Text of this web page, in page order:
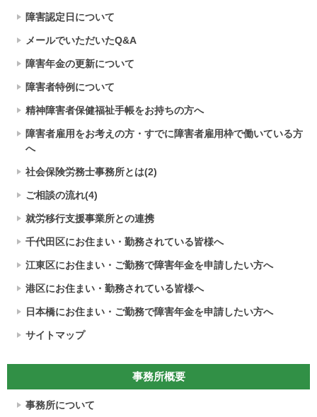
障害認定日について
メールでいただいたQ&A
障害年金の更新について
障害者特例について
精神障害者保健福祉手帳をお持ちの方へ
障害者雇用をお考えの方・すでに障害者雇用枠で働いている方
へ
社会保険労務士事務所とは(2)
ご相談の流れ(4)
就労移行支援事業所との連携
千代田区にお住まい・勤務されている皆様へ
江東区にお住まい・ご勤務で障害年金を申請したい方へ
港区にお住まい・勤務されている皆様へ
日本橋にお住まい・ご勤務で障害年金を申請したい方へ
サイトマップ
事務所概要
事務所について